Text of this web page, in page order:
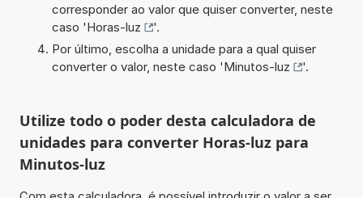
corresponder ao valor que quiser converter, neste
caso 'Horas-luz
'.
Por último, escolha a unidade para a qual quiser
converter o valor, neste caso 'Minutos-luz '.
Utilize todo o poder desta calculadora de
unidades para converter Horas-luz para
Minutos-luz